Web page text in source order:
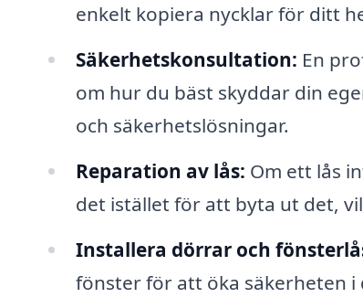
enkelt kopiera nycklar för ditt
Säkerhetskonsultation: En
om hur du bäst skyddar din
och säkerhetslösningar.
Reparation av lås: Om ett lås
det istället för att byta ut det,
Installera dörrar och
fönster för att öka säkerheten i